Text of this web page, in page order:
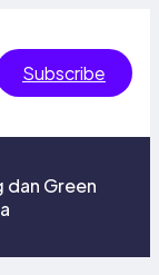
Subscribe
dan Green